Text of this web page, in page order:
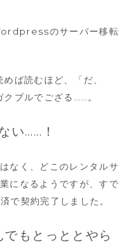
のサーバー移転
ば読むほど、「だ、
ブルでござる……。
い……！
なく、どこのレンタルサ
になるようですが、すで
で契約完了しました。
もとっととやら